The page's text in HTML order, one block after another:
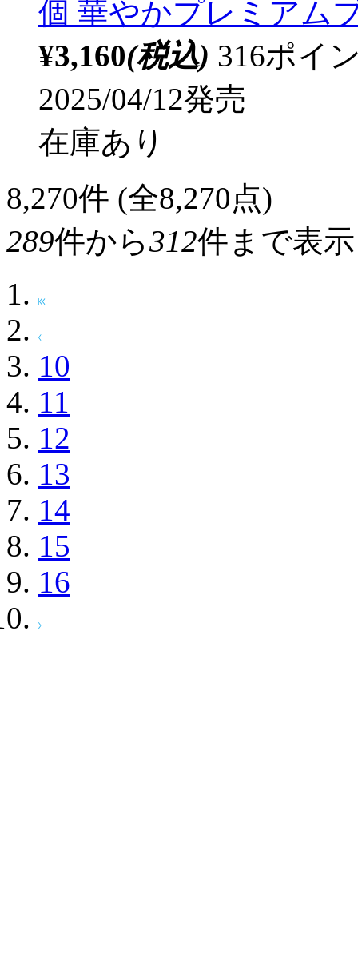
個 華やかプレミアム
¥3,160(税込) 316ポイ
2025/04/12発売
在庫あり
8,270件 (全8,270点)
289件から312件まで表示
10
11
12
13
14
15
16